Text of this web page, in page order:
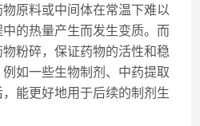
原料或中间体在常温下难以
的热量产生而发生变质。而
粉碎，保证药物的活性和稳
如一些生物制剂、中药提取
能更好地用于后续的制剂生